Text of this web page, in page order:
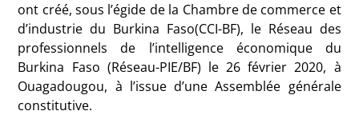
ont créé, sous l’égide de la Chambre de commerce et
d’industrie du Burkina Faso(CCI-BF), le Réseau des
professionnels de l’intelligence économique du
Burkina Faso (Réseau-PIE/BF) le 26 février 2020, à
Ouagadougou, à l’issue d’une Assemblée générale
constitutive.